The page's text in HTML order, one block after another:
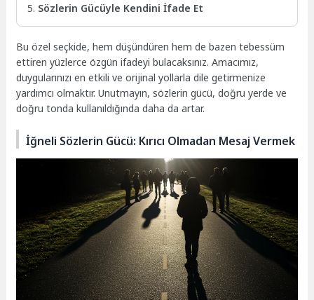
Sözlerin Gücüyle Kendini İfade Et
Bu özel seçkide, hem düşündüren hem de bazen tebessüm
ettiren yüzlerce özgün ifadeyi bulacaksınız. Amacımız,
duygularınızı en etkili ve orijinal yollarla dile getirmenize
yardımcı olmaktır. Unutmayın, sözlerin gücü, doğru yerde ve
doğru tonda kullanıldığında daha da artar.
İğneli Sözlerin Gücü: Kırıcı Olmadan Mesaj Vermek